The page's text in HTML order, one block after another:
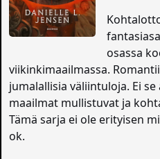
osassa
viikinkimaailmassa.
jumalallisia väliintuloja. Ei
maailmat mullistuvat ja
Tämä sarja ei ole erityisen
ok.